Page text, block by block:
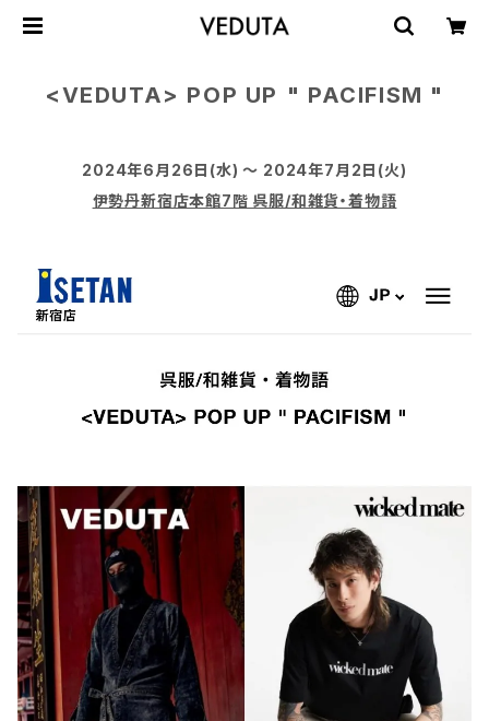
<VEDUTA> POP UP " PACIFISM "
2024年6月26日(水) ～ 2024年7月2日(火)
伊勢丹新宿店本館7階 呉服/和雑貨・着物語